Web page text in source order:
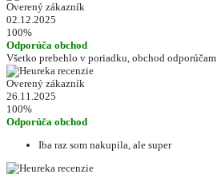
Overený zákazník
02.12.2025
100%
Odporúča obchod
Všetko prebehlo v poriadku, obchod odporúčam
Overený zákazník
26.11.2025
100%
Odporúča obchod
Iba raz som nakupila, ale super